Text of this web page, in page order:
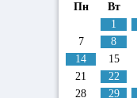
Пн
Вт
1
7
8
14
15
21
22
28
29